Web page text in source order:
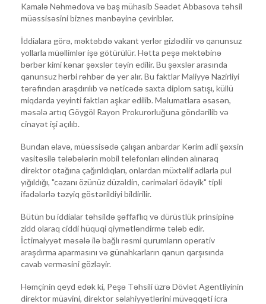
Kamalə Nəhmədova və baş mühasib Səadət Abbasova təhsil
müəssisəsini biznes mənbəyinə çeviriblər.
İddialara görə, məktəbdə vakant yerlər gizlədilir və qanunsuz
yollarla müəllimlər işə götürülür. Hətta peşə məktəbinə
bərbər kimi kənar şəxslər təyin edilir. Bu şəxslər arasında
qanunsuz hərbi rəhbər də yer alır. Bu faktlar Maliyyə Nazirliyi
tərəfindən araşdırılıb və nəticədə saxta diplom satışı, küllü
miqdarda yeyinti faktları aşkar edilib. Məlumatlara əsasən,
məsələ artıq Göygöl Rayon Prokurorluğuna göndərilib və
cinayət işi açılıb.
Bundan əlavə, müəssisədə çalışan anbardar Kərim adli şəxsin
vasitəsilə tələbələrin mobil telefonları əlindən alınaraq
direktor otağına çağırıldıqları, onlardan müxtəlif adlarla pul
yığıldığı, "cəzanı özünüz düzəldin, cərimələri ödəyik" tipli
ifadələrlə təzyiq göstərildiyi bildirilir.
Bütün bu iddialar təhsildə şəffaflıq və dürüstlük prinsipinə
zidd olaraq ciddi hüquqi qiymətləndirmə tələb edir.
İctimaiyyət məsələ ilə bağlı rəsmi qurumların operativ
araşdırma aparmasını və günahkarların qanun qarşısında
cavab verməsini gözləyir.
Həmçinin qeyd edək ki, Peşə Təhsili üzrə Dövlət Agentliyinin
direktor müavini, direktor səlahiyyətlərini müvəqqəti icra